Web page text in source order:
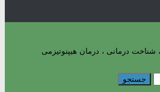
شناخت درمانی ، درمان هیپنوتیزمی